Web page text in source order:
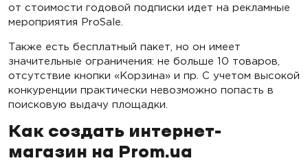
от стоимости годовой подписки идет на рекламные
мероприятия ProSale.
Также есть бесплатный пакет, но он имеет
значительные ограничения: не больше 10 товаров,
отсутствие кнопки «Корзина» и пр. С учетом высокой
конкуренции практически невозможно попасть в
поисковую выдачу площадки.
Как создать интернет-
магазин на Prom.ua